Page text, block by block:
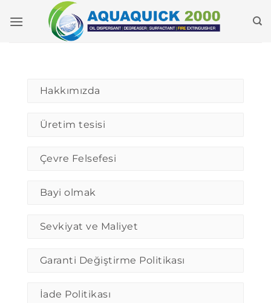
geç
Hakkımızda
Üretim tesisi
Çevre Felsefesi
Bayi olmak
Sevkiyat ve Maliyet
Garanti Değiştirme Politikası
İade Politikası